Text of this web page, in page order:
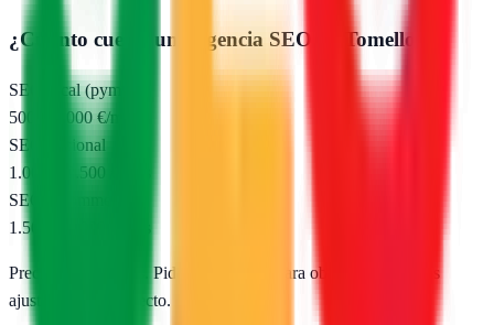
¿Cuánto cuesta una agencia SEO en Tomelloso
SEO local (pyme)
500 – 1.000 €/mes
SEO nacional
1.000 – 2.500 €/mes
SEO e-commerce
1.500 – 5.000 €/mes
Precios orientativos. Pide presupuesto para obtener propuestas
ajustadas a tu proyecto.